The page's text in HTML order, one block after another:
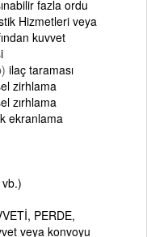
fazla ordu
Hizmetleri veya
kuvvet
ilaç taraması
zirhlama
zırhlama
ekranlama
PERDE,
veya konvoyu